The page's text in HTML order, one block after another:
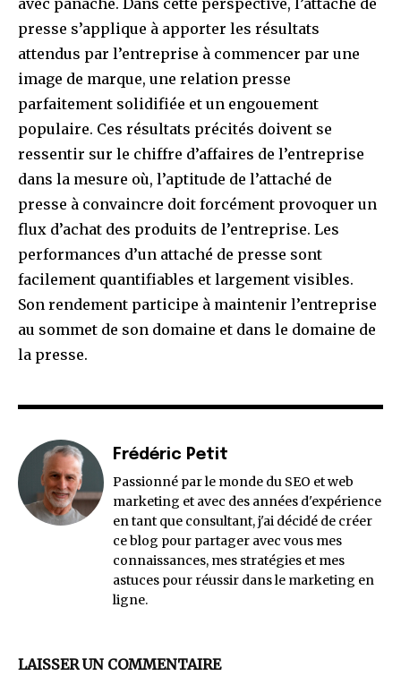
presse s’applique à apporter les résultats
attendus par l’entreprise à commencer par une
image de marque, une relation presse
parfaitement solidifiée et un engouement
populaire. Ces résultats précités doivent se
ressentir sur le chiffre d’affaires de l’entreprise
dans la mesure où, l’aptitude de l’attaché de
presse à convaincre doit forcément provoquer un
flux d’achat des produits de l’entreprise. Les
performances d’un attaché de presse sont
facilement quantifiables et largement visibles.
Son rendement participe à maintenir l’entreprise
au sommet de son domaine et dans le domaine de
la presse.
Frédéric Petit
Passionné par le monde du SEO et web
marketing et avec des années d'expérience
en tant que consultant, j'ai décidé de créer
ce blog pour partager avec vous mes
connaissances, mes stratégies et mes
astuces pour réussir dans le marketing en
ligne.
LAISSER UN COMMENTAIRE